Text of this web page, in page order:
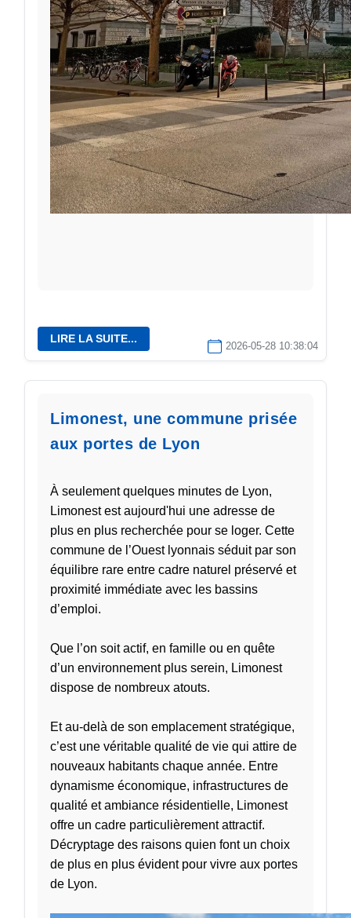
LIRE LA SUITE...
2026-05-28 10:38:04
Limonest, une commune prisée
aux portes de Lyon
À seulement quelques minutes de Lyon,
Limonest est aujourd'hui une adresse de
plus en plus recherchée pour se loger. Cette
commune de l’Ouest lyonnais séduit par son
équilibre rare entre cadre naturel préservé et
proximité immédiate avec les bassins
d’emploi.
Que l’on soit actif, en famille ou en quête
d’un environnement plus serein, Limonest
dispose de nombreux atouts.
Et au-delà de son emplacement stratégique,
c’est une véritable qualité de vie qui attire de
nouveaux habitants chaque année. Entre
dynamisme économique, infrastructures de
qualité et ambiance résidentielle, Limonest
offre un cadre particulièrement attractif.
Décryptage des raisons quien font un choix
de plus en plus évident pour vivre aux portes
de Lyon.